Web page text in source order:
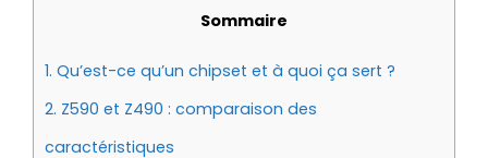
Sommaire
1. Qu’est-ce qu’un chipset et à quoi ça sert ?
2. Z590 et Z490 : comparaison des
caractéristiques